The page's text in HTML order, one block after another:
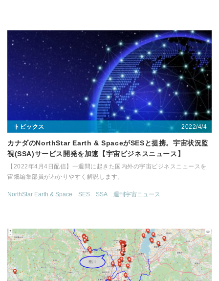
トピックス 2022/4/4
カナダのNorthStar Earth & SpaceがSESと提携。宇宙状況監
視(SSA)サービス開発を加速【宇宙ビジネスニュース】
【2022年4月4日配信】一週間に起きた国内外の宇宙ビジネスニュースを
宙畑編集部員がわかりやすく解説します。
NorthStar Earth & Space SES SSA 週刊宇宙ニュース